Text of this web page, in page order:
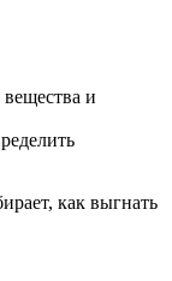
и
как выгнать